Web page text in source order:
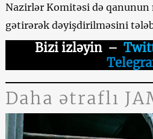
Nazirlər Komitəsi də qanunun
gətirərək dəyişdirilməsini
Bizi izləyin–
Daha ətraflı